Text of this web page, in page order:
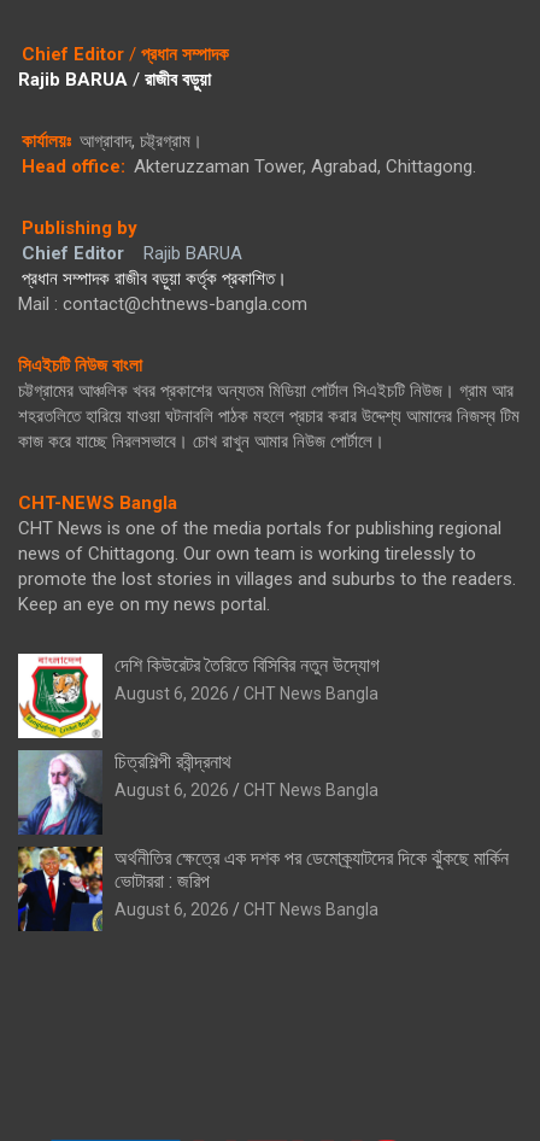
Chief Editor / প্রধান সম্পাদক
Rajib BARUA / রাজীব বড়ুয়া
কার্যালয়ঃ আগ্রাবাদ, চট্ট্রগ্রাম।
Head office: Akteruzzaman Tower, Agrabad, Chittagong.
Publishing by
Chief Editor
Rajib BARUA
প্রধান সম্পাদক রাজীব বড়ুয়া কর্তৃক প্রকাশিত।
Mail : contact@chtnews-bangla.com
সিএইচটি নিউজ বাংলা
চট্টগ্রামের আঞ্চলিক খবর প্রকাশের অন্যতম মিডিয়া পোর্টাল সিএইচটি নিউজ। গ্রাম আর
শহরতলিতে হারিয়ে যাওয়া ঘটনাবলি পাঠক মহলে প্রচার করার উদ্দেশ্য আমাদের নিজস্ব টিম
কাজ করে যাচ্ছে নিরলসভাবে। চোখ রাখুন আমার নিউজ পোর্টালে।
CHT-NEWS Bangla
CHT News is one of the media portals for publishing regional
news of Chittagong. Our own team is working tirelessly to
promote the lost stories in villages and suburbs to the readers.
Keep an eye on my news portal.
দেশি কিউরেটর তৈরিতে বিসিবির নতুন উদ্যোগ
August 6, 2026 CHT News Bangla
চিত্রশিল্পী রবীন্দ্রনাথ
August 6, 2026 CHT News Bangla
অর্থনীতির ক্ষেত্রে এক দশক পর ডেমোক্র্যাটদের দিকে ঝুঁকছে মার্কিন
ভোটাররা : জরিপ
August 6, 2026 CHT News Bangla